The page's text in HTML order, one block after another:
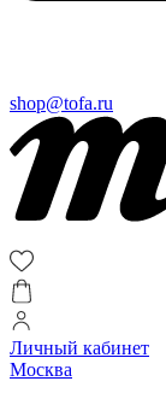
shop@tofa.ru
Личный кабинет
Москва